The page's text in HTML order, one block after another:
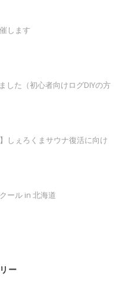
します
した（初心者向けログDIYの方
しぇろくまサウナ復活に向け
ール in 北海道
ー